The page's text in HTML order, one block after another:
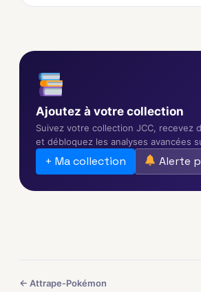
Ajoutez à votre collection
Suivez votre collection JCC, recevez
et débloquez les analyses avancées
+ Ma collection Alerte
← Attrape-Pokémon